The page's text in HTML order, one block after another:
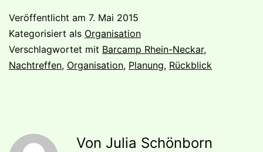
Veröffentlicht am 7. Mai 2015
Kategorisiert als Organisation
Verschlagwortet mit Barcamp Rhein-Neckar,
Nachtreffen, Organisation, Planung, Rückblick
Von Julia Schönborn